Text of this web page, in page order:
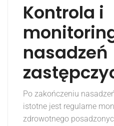
Kontrola i
nasadzeń
Po zakończeniu
istotne jest regularne
zdrowotnego